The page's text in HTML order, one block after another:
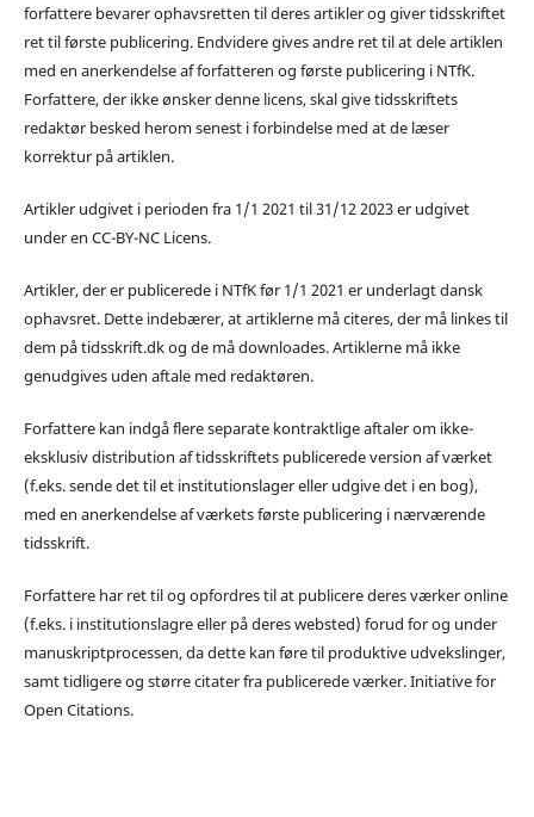
forfattere bevarer ophavsretten til deres artikler og giver tidsskriftet
ret til første publicering. Endvidere gives andre ret til at dele artiklen
med en anerkendelse af forfatteren og første publicering i NTfK.
Forfattere, der ikke ønsker denne licens, skal give tidsskriftets
redaktør besked herom senest i forbindelse med at de læser
korrektur på artiklen.
Artikler udgivet i perioden fra 1/1 2021 til 31/12 2023 er udgivet
under en CC-BY-NC Licens.
Artikler, der er publicerede i NTfK før 1/1 2021 er underlagt dansk
ophavsret. Dette indebærer, at artiklerne må citeres, der må linkes til
dem på tidsskrift.dk og de må downloades. Artiklerne må ikke
genudgives uden aftale med redaktøren.
Forfattere kan indgå flere separate kontraktlige aftaler om ikke-
eksklusiv distribution af tidsskriftets publicerede version af værket
(f.eks. sende det til et institutionslager eller udgive det i en bog),
med en anerkendelse af værkets første publicering i nærværende
tidsskrift.
Forfattere har ret til og opfordres til at publicere deres værker online
(f.eks. i institutionslagre eller på deres websted) forud for og under
manuskriptprocessen, da dette kan føre til produktive udvekslinger,
samt tidligere og større citater fra publicerede værker. Initiative for
Open Citations.